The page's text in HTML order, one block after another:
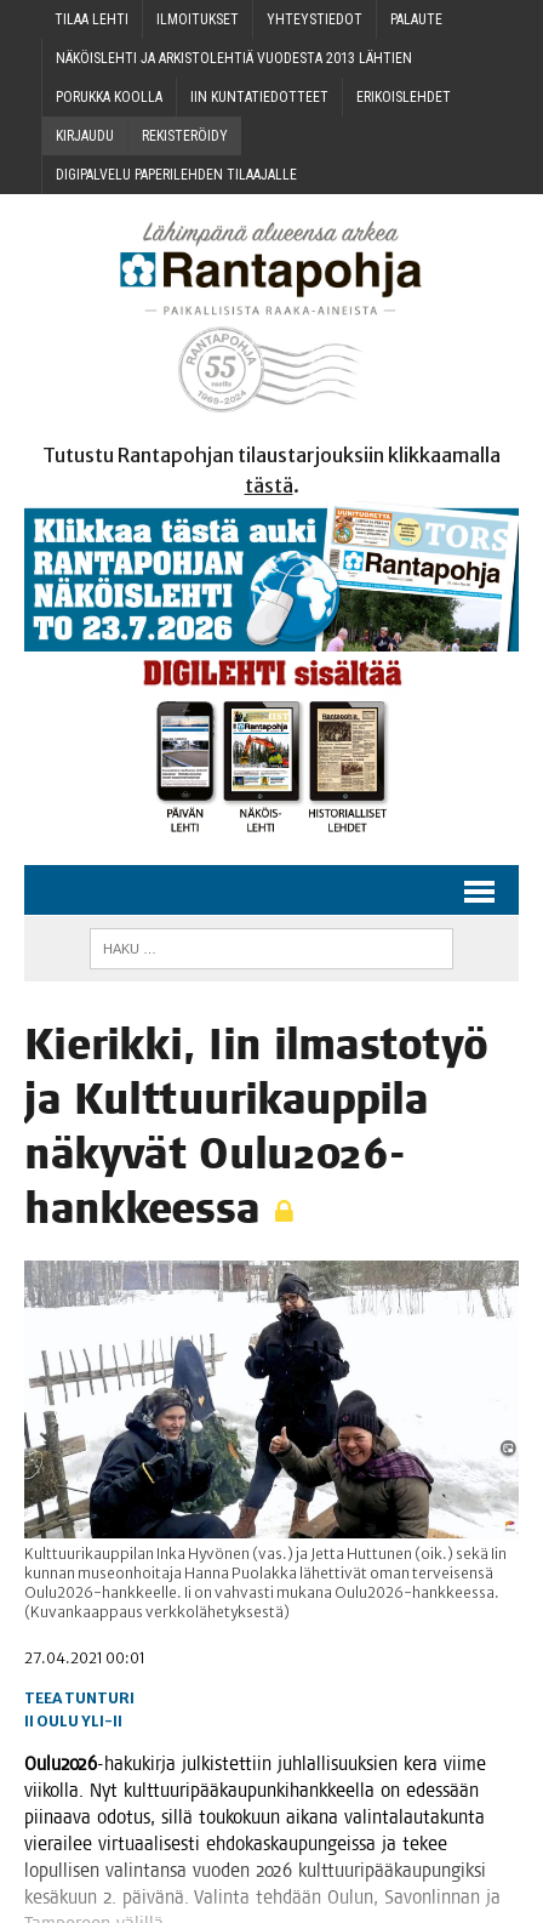
TILAA LEH­TI ILMOI­TUK­SET YHTEYS­TIE­DOT PALAU­TE
NÄKÖIS­LEH­TI JA ARKIS­TO­LEH­TIÄ VUO­DES­TA 2013 LÄHTIEN
PORUK­KA KOOLLA IIN KUN­TA­TIE­DOT­TEET ERI­KOIS­LEH­DET
KIR­JAU­DU REKIS­TE­RÖI­DY
DIGI­PAL­VE­LU PAPE­RI­LEH­DEN TILAAJALLE
Tutustu Rantapohjan tilaustarjouksiin klikkaamalla
tästä.
Kie­rik­ki, Iin ilmas­to­työ
ja Kult­tuu­ri­kaup­pi­la
näky­vät Oulu2026-
hankkeessa
Kulttuurikauppilan Inka Hyvönen (vas.) ja Jetta Huttunen (oik.) sekä Iin
kunnan museonhoitaja Hanna Puolakka lähettivät oman terveisensä
Oulu2026-hankkeelle. Ii on vahvasti mukana Oulu2026-hankkeessa.
(Kuvankaappaus verkkolähetyksestä)
27.04.2021 00:01
TEEA TUNTURI
II OULU YLI-II
Oulu2026-haku­kir­ja jul­kis­tet­tiin juh­lal­li­suuk­sien kera vii­me
vii­kol­la. Nyt kult­tuu­ri­pää­kau­pun­ki­hank­keel­la on edes­sään
pii­naa­va odo­tus, sil­lä tou­ko­kuun aika­na valin­ta­lau­ta­kun­ta
vie­rai­lee vir­tu­aa­li­ses­ti ehdo­kas­kau­pun­geis­sa ja tekee
lopul­li­sen valin­tan­sa vuo­den 2026 kult­tuu­ri­pää­kau­pun­gik­si
kesä­kuun 2. päi­vä­nä. Valin­ta teh­dään Oulun, Savon­lin­nan ja